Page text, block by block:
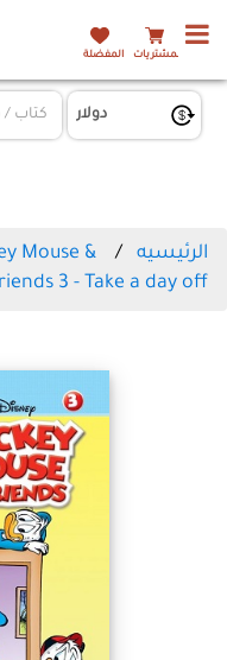
المشتريات المفضلة
الرئيسيه
Mouse &
3 - Take a day off